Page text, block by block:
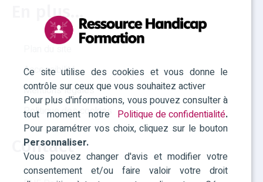
Ce site utilise des cookies et vous donne le
contrôle sur ceux que vous souhaitez activer
Pour plus d'informations, vous pouvez consulter à
tout moment notre Politique de confidentialité.
Pour paramétrer vos choix, cliquez sur le bouton
Personnaliser.
Vous pouvez changer d'avis et modifier votre
consentement et/ou faire valoir votre droit
En plus...
Plan du site
Accessibilité
Mentions légales
Politique des cookies
Contact